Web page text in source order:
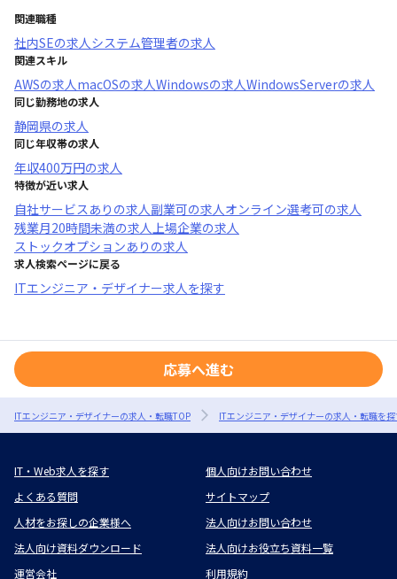
関連職種
社内SEの求人システム管理者の求人
関連スキル
AWSの求人macOSの求人Windowsの求人WindowsServerの求人
同じ勤務地の求人
静岡県の求人
同じ年収帯の求人
年収400万円の求人
特徴が近い求人
自社サービスあり の求人副業可の求人オンライン選考可の求人
残業月20時間未満の求人上場企業の求人
ストックオプションあり の求人
求人検索ページに戻る
ITエンジニア・デザイナー求人を探す
応募へ進む
ITエンジニア・デザイナーの求人・転職TOP ITエンジニア・デザイナーの求人・転職を
IT・Web求人を探す
個人向けお問い合わせ
よくある質問
サイトマップ
人材をお探しの企業様へ
法人向けお問い合わせ
法人向け資料ダウンロード
法人向けお役立ち資料一覧
運営会社
利用規約